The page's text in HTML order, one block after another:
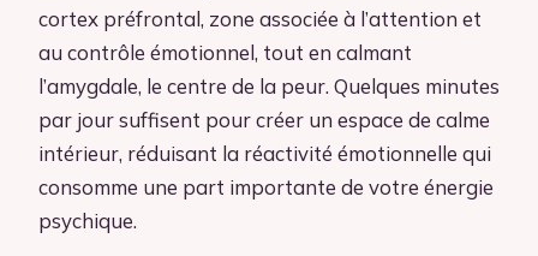
cortex préfrontal, zone associée à l’attention et
au contrôle émotionnel, tout en calmant
l’amygdale, le centre de la peur. Quelques minutes
par jour suffisent pour créer un espace de calme
intérieur, réduisant la réactivité émotionnelle qui
consomme une part importante de votre énergie
psychique.